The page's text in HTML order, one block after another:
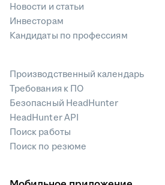
Новости и статьи
Инвесторам
Кандидаты по профессиям
Производственный календарь
Требования к ПО
Безопасный HeadHunter
HeadHunter API
Поиск работы
Поиск по резюме